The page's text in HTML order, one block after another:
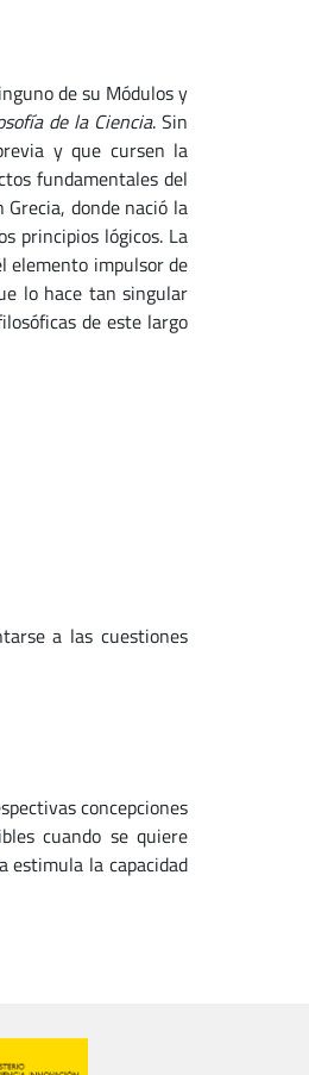
de su Módulos y
de la Ciencia. Sin
y que cursen la
fundamentales del
donde nació la
principios lógicos. La
elemento impulsor de
lo hace tan singular
de este largo
a las cuestiones
concepciones
cuando se quiere
estimula la capacidad